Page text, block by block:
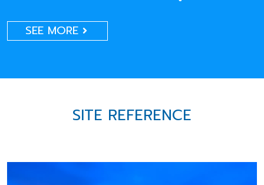
SEE MORE
SITE REFERENCE